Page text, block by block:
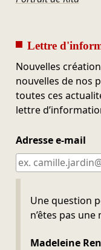
Lettre
Nouvelles
nouvelles de nos
toutes ces
lettre
Adresse e-mail
Une question
n’êtes pas une
Madeleine
Ne pas remplir